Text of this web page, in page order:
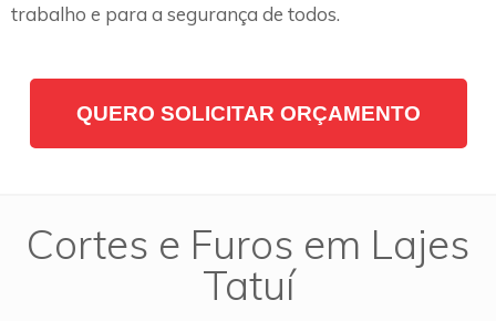
trabalho e para a segurança de todos.
QUERO SOLICITAR ORÇAMENTO
Cortes e Furos em Lajes
Tatuí